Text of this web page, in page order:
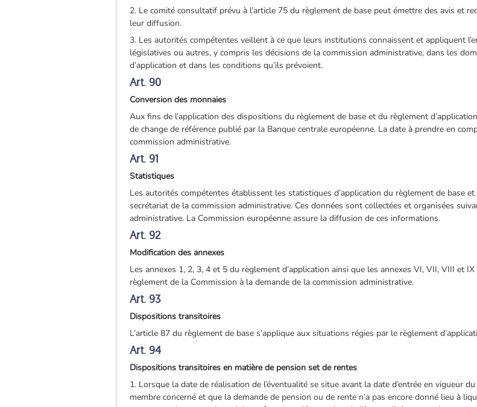
2. Le comité consultatif prévu à l’article 75 du règlement de base peut émettre des avis et
leur diffusion.
3. Les autorités compétentes veillent à ce que leurs institutions connaissent et appliquent
législatives ou autres, y compris les décisions de la commission administrative, dans les
d’application et dans les conditions qu’ils prévoient.
Art. 90
Conversion des monnaies
Aux fins de l’application des dispositions du règlement de base et du règlement
de change de référence publié par la Banque centrale européenne. La date à prendre en
commission administrative.
Art. 91
Statistiques
Les autorités compétentes établissent les statistiques d’application du règlement de base
secrétariat de la commission administrative. Ces données sont collectées et organisées
administrative. La Commission européenne assure la diffusion de ces informations.
Art. 92
Modification des annexes
Les annexes 1, 2, 3, 4 et 5 du règlement d’application ainsi que les annexes VI, VII, VIII et
règlement de la Commission à la demande de la commission administrative.
Art. 93
Dispositions transitoires
L’article 87 du règlement de base s’applique aux situations régies par le règlement
Art. 94
Dispositions transitoires en matière de pension set de rentes
1. Lorsque la date de réalisation de l’éventualité se situe avant la date d’entrée en vigueur
membre concerné et que la demande de pension ou de rente n’a pas encore donné lieu à